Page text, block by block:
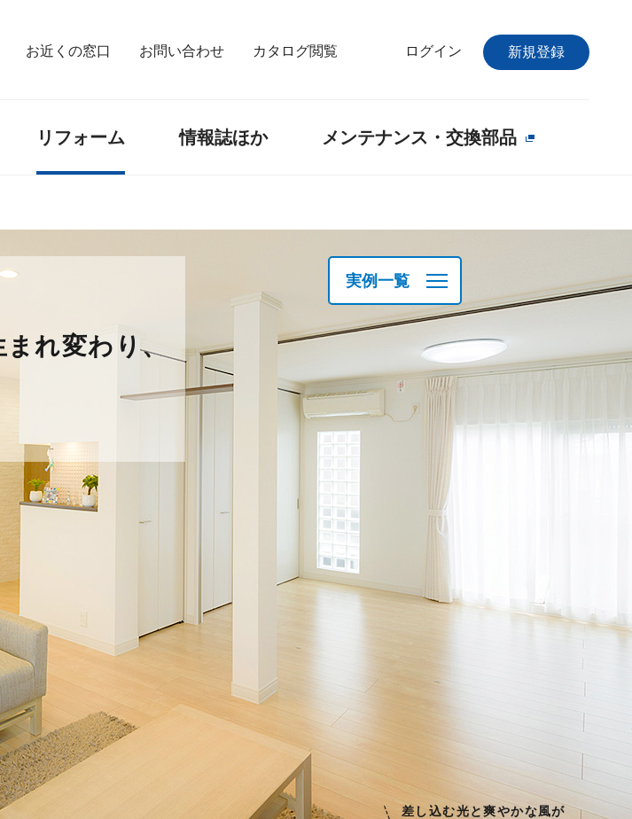
お近くの窓口 お問い合わせ カタログ閲覧 新規登録
ログイン
リフォーム 情報誌ほか メンテナンス・交換部品
れ変わり、
差し込む光と爽やかな風が
実例一覧